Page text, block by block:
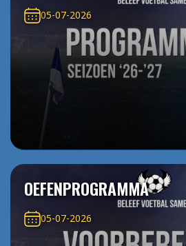
05-07-2026
OEFENPROGRAMMA
05-07-2026